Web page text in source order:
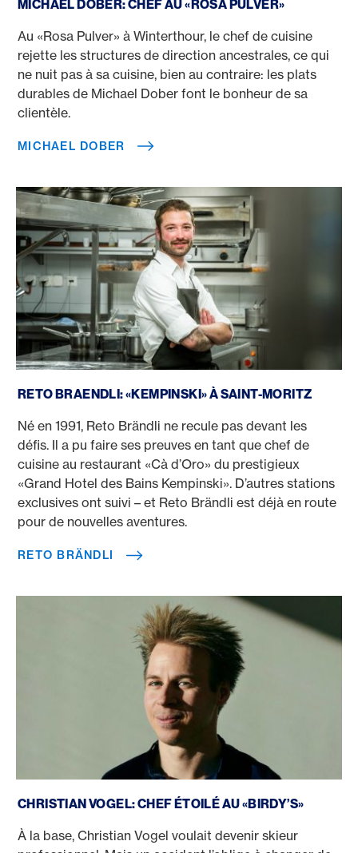
MICHAEL DOBER: CHEF AU «ROSA PULVER»
Au «Rosa Pulver» à Winterthour, le chef de cuisine
rejette les structures de direction ancestrales, ce qui
ne nuit pas à sa cuisine, bien au contraire: les plats
durables de Michael Dober font le bonheur de sa
clientèle.
MICHAEL DOBER
RETO BRAENDLI: «KEMPINSKI» À SAINT-MORITZ
Né en 1991, Reto Brändli ne recule pas devant les
défis. Il a pu faire ses preuves en tant que chef de
cuisine au restaurant «Cà d’Oro» du prestigieux
«Grand Hotel des Bains Kempinski». D’autres stations
exclusives ont suivi – et Reto Brändli est déjà en route
pour de nouvelles aventures.
RETO BRÄNDLI
CHRISTIAN VOGEL: CHEF ÉTOILÉ AU «BIRDY’S»
À la base, Christian Vogel voulait devenir skieur